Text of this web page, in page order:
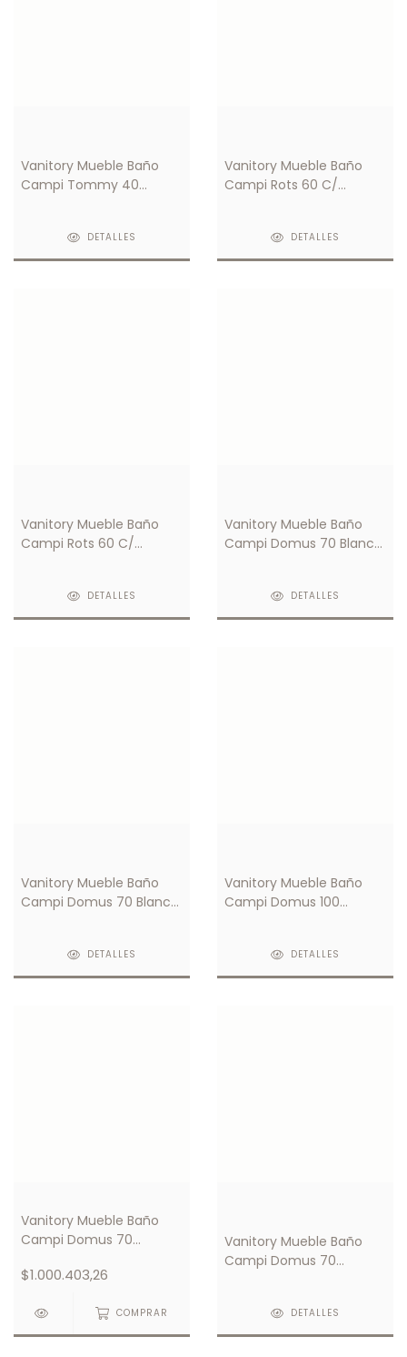
Vanitory Mueble Baño
Campi Tommy 40
DETALLES
Vanitory Mueble Baño
Campi Rots 60 C/
DETALLES
Vanitory Mueble Baño
Campi Rots 60 C/
DETALLES
Vanitory Mueble Baño
Campi Domus 70 Blanco
DETALLES
Vanitory Mueble Baño
Campi Domus 70 Blanco
DETALLES
Vanitory Mueble Baño
Campi Domus 100
DETALLES
Vanitory Mueble Baño
Campi Domus 70
Loza 1 Orificio
$1.000.403,26
COMPRAR
Vanitory Mueble Baño
Campi Domus 70
DETALLES